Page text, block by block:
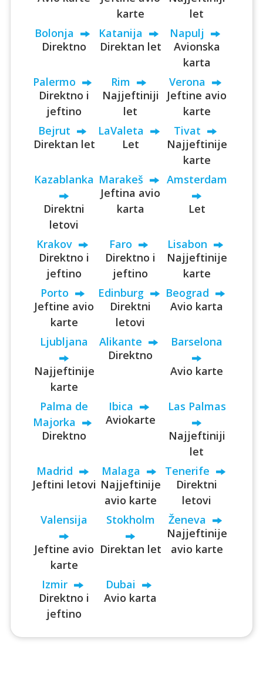
karte
let
Bolonja
Direktno
Katanija
Direktan let
Napulj
Avionska
karta
Palermo
Direktno i
jeftino
Rim
Najjeftiniji
let
Verona
Jeftine avio
karte
Bejrut
Direktan let
LaValeta
Let
Tivat
Najjeftinije
karte
Kazablanka
Direktni
letovi
Marakeš
Jeftina avio
karta
Amsterdam
Let
Krakov
Direktno i
jeftino
Faro
Direktno i
jeftino
Lisabon
Najjeftinije
karte
Porto
Jeftine avio
karte
Edinburg
Direktni
letovi
Beograd
Avio karta
Ljubljana
Najjeftinije
karte
Alikante
Direktno
Barselona
Avio karte
Palma de
Majorka
Direktno
Ibica
Aviokarte
Las Palmas
Najjeftiniji
let
Madrid
Jeftini letovi
Malaga
Najjeftinije
avio karte
Tenerife
Direktni
letovi
Valensija
Jeftine avio
karte
Stokholm
Direktan let
Ženeva
Najjeftinije
avio karte
Izmir
Direktno i
jeftino
Dubai
Avio karta